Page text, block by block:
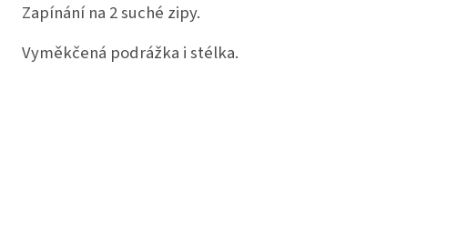
Zapínání na 2 suché zipy.
Vyměkčená podrážka i stélka.